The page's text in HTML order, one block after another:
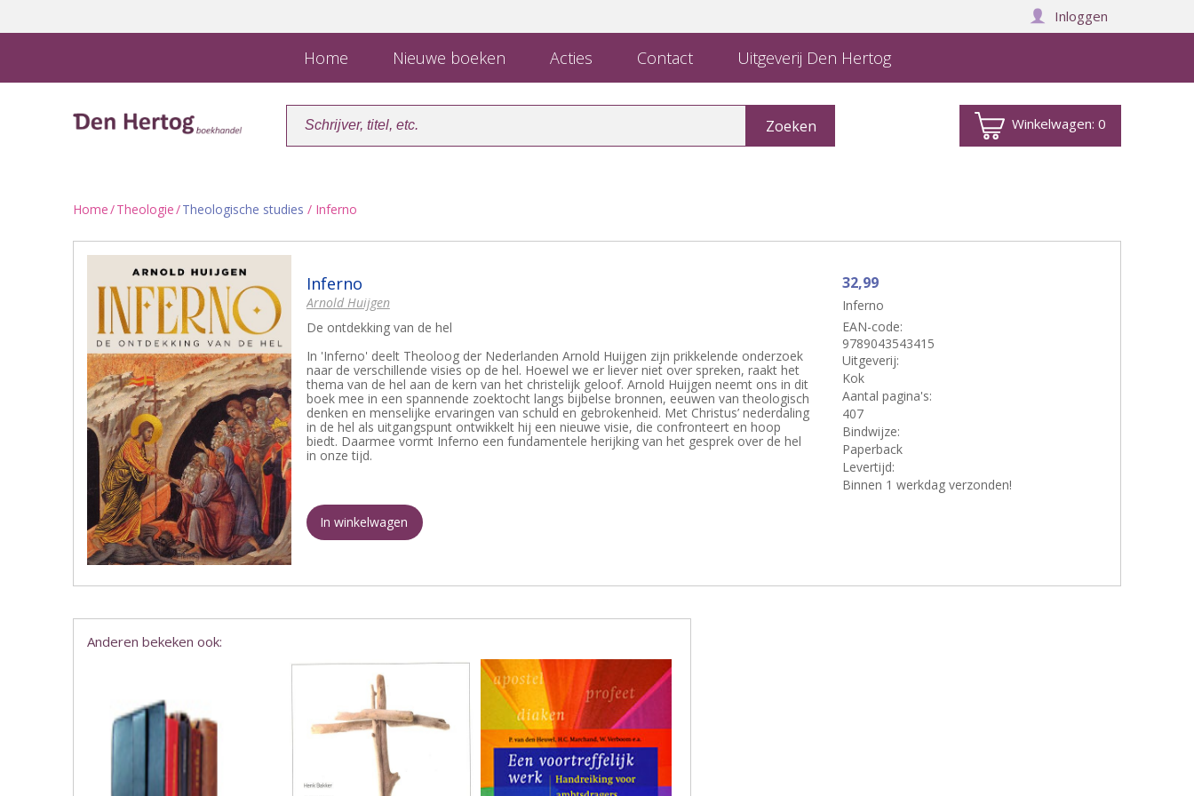
Inloggen
Home Nieuwe boeken Acties Contact Uitgeverij Den Hertog
Winkelwagen:0
Home/Theologie/Theologische studies / Inferno
Inferno
Arnold Huijgen
De ontdekking van de hel
In 'Inferno' deelt Theoloog der Nederlanden Arnold Huijgen zijn prikkelende onderzoek
naar de verschillende visies op de hel. Hoewel we er liever niet over spreken, raakt het
thema van de hel aan de kern van het christelijk geloof. Arnold Huijgen neemt ons in dit
boek mee in een spannende zoektocht langs bijbelse bronnen, eeuwen van theologisch
denken en menselijke ervaringen van schuld en gebrokenheid. Met Christus’ nederdaling
in de hel als uitgangspunt ontwikkelt hij een nieuwe visie, die confronteert en hoop
biedt. Daarmee vormt Inferno een fundamentele herijking van het gesprek over de hel
in onze tijd.
32,99
Inferno
EAN-code:
9789043543415
Uitgeverij:
Kok
Aantal pagina's:
407
Bindwijze:
Paperback
Levertijd:
Binnen 1 werkdag verzonden!
In winkelwagen
Anderen bekeken ook: